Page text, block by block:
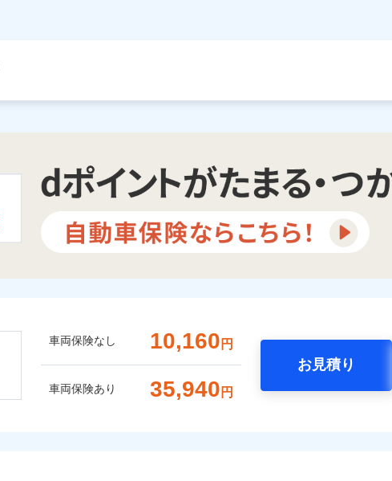
車両保険なし 10,160 円
車両保険あり 35,940 円
お見積り